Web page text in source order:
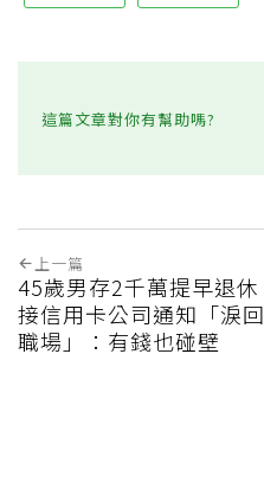
這篇文章對你有幫助嗎?
上一篇
45歲男存2千萬提早退休
接信用卡公司通知「淚回
職場」：有錢也碰壁